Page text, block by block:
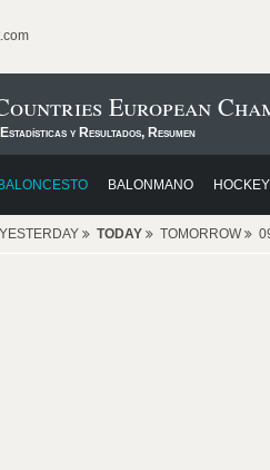
European
y Resultados, Resumen
BALONCESTO BALONMANO HOCKEY
YESTERDAY TODAY TOMORROW